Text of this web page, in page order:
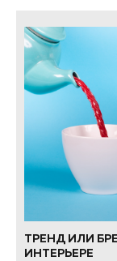
ТРЕНД ИЛИ
ИНТЕРЬЕРЕ